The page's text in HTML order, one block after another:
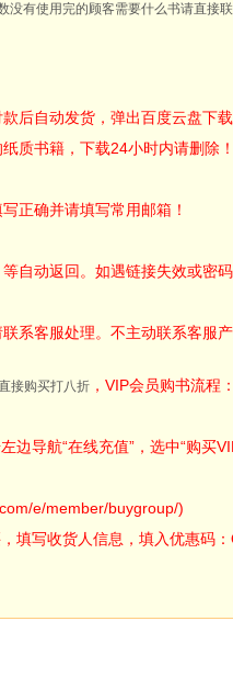
没有使用完的顾客需要什么书请直接联
后自动发货，弹出百度云盘下
质书籍，下载24小时内请删除
正确并请填写常用邮箱！
自动返回。如遇链接失效或密
系客服处理。不主动联系客服产
接购买打八折 ，VIP会员购书流程：
边导航“在线充值”，选中“购买
e/member/buygroup/)
填写收货人信息，填入优惠码